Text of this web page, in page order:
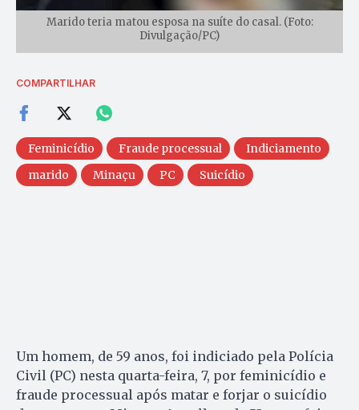
Marido teria matou esposa na suíte do casal. (Foto:
Divulgação/PC)
COMPARTILHAR
Feminicídio Fraude processual
Indiciamento
marido
Minaçu PC Suicídio
Um homem, de 59 anos, foi indiciado pela Polícia
Civil (PC) nesta quarta-feira, 7, por feminicídio e
fraude processual após matar e forjar o suicídio